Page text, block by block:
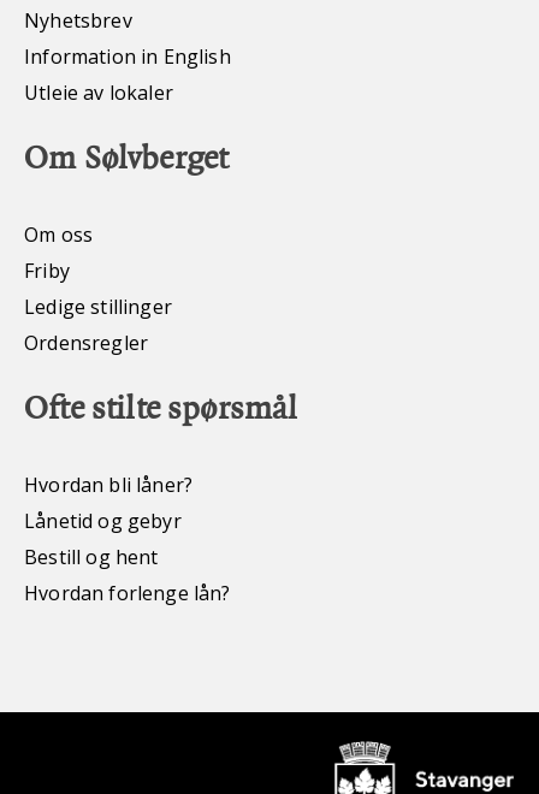
Nyhetsbrev
Information in English
Utleie av lokaler
Om Sølvberget
Om oss
Friby
Ledige stillinger
Ordensregler
Ofte stilte spørsmål
Hvordan bli låner?
Lånetid og gebyr
Bestill og hent
Hvordan forlenge lån?